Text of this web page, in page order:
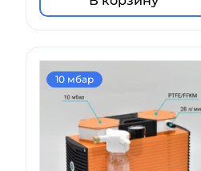
10 мбар